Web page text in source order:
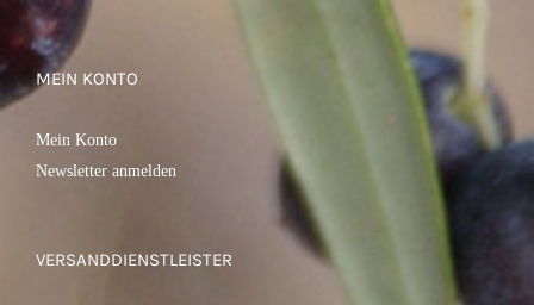
MEIN KONTO
Mein Konto
Newsletter anmelden
VERSANDDIENSTLEISTER